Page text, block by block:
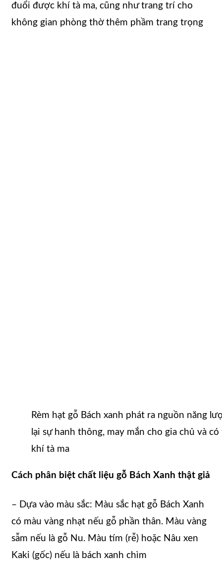
đuổi được khí tà ma, cũng như trang trí cho
không gian phòng thờ thêm phầm trang trọng
Rèm hạt gỗ Bách xanh phát ra nguồn năng
lại sự hanh thông, may mắn cho gia chủ và
khí tà ma
Cách phân biệt chất liệu gỗ Bách Xanh thật giả
– Dựa vào màu sắc: Màu sắc hạt gỗ Bách Xanh
có màu vàng nhạt nếu gỗ phần thân. Màu vàng
sẫm nếu là gỗ Nu. Màu tím (rễ) hoặc Nâu xen
Kaki (gốc) nếu là bách xanh chìm